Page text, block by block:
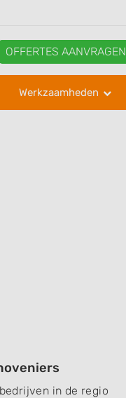
OFFERTES AANVRAGEN
Werkzaamheden
in de regio